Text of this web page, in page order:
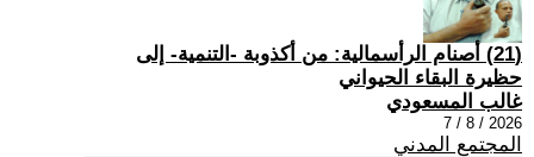
(21) أصنام الرأسمالية: من أكذوبة -التنمية- إلى
حظيرة البقاء الحيواني
غالب المسعودي
2026 / 8 / 7
المجتمع المدني